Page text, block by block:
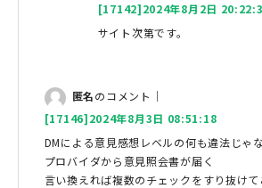
[17142]2024年8月2日
サイト次第です。
匿名のコメント｜
[17146]2024年8月3日 08:51:18
DMによる意見感想レベルの何も違法じゃ
プロバイダから意見照会書が届く
言い換えれば複数のチェックをすり抜けて